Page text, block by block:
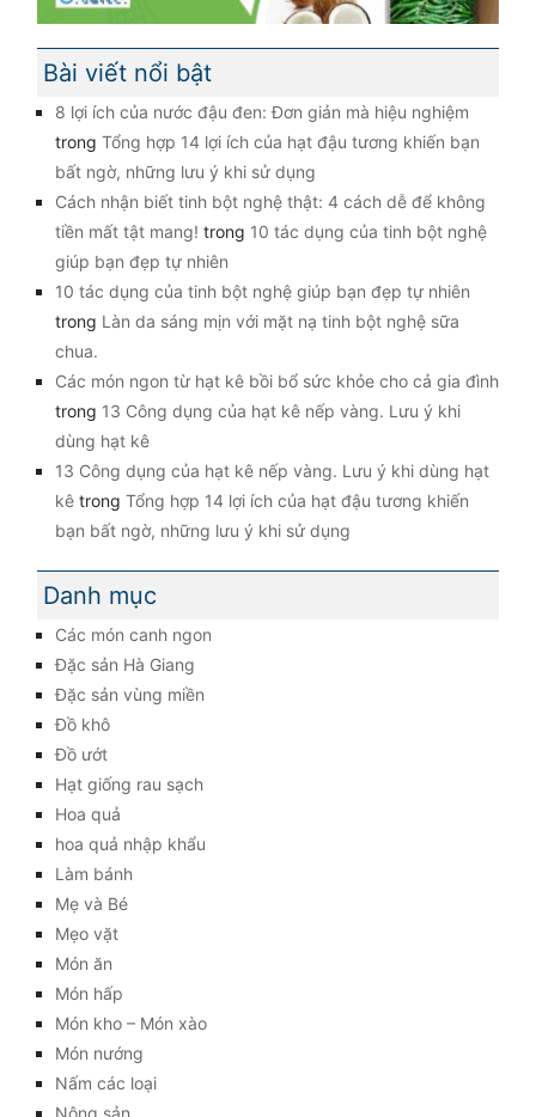
Bài viết nổi bật
8 lợi ích của nước đậu đen: Đơn giản mà hiệu nghiệm
trong Tổng hợp 14 lợi ích của hạt đậu tương khiến bạn
bất ngờ, những lưu ý khi sử dụng
Cách nhận biết tinh bột nghệ thật: 4 cách dễ để không
tiền mất tật mang! trong 10 tác dụng của tinh bột nghệ
giúp bạn đẹp tự nhiên
10 tác dụng của tinh bột nghệ giúp bạn đẹp tự nhiên
trong Làn da sáng mịn với mặt nạ tinh bột nghệ sữa
chua.
Các món ngon từ hạt kê bồi bổ sức khỏe cho cả gia đình
trong 13 Công dụng của hạt kê nếp vàng. Lưu ý khi
dùng hạt kê
13 Công dụng của hạt kê nếp vàng. Lưu ý khi dùng hạt
kê trong Tổng hợp 14 lợi ích của hạt đậu tương khiến
bạn bất ngờ, những lưu ý khi sử dụng
Danh mục
Các món canh ngon
Đặc sản Hà Giang
Đặc sản vùng miền
Đồ khô
Đồ ướt
Hạt giống rau sạch
Hoa quả
hoa quả nhập khẩu
Làm bánh
Mẹ và Bé
Mẹo vặt
Món ăn
Món hấp
Món kho – Món xào
Món nướng
Nấm các loại
Nông sản